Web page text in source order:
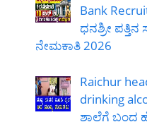
Bank
ಧನಶ್ರೀ
ನೇಮಕಾತಿ 2026
Raichur
drinking
ಶಾಲೆಗೆ ಬಂದ